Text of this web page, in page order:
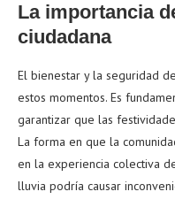
La importancia
ciudadana
El bienestar y la seguridad
estos momentos. Es
garantizar que las
La forma en que la
en la experiencia colectiva
lluvia podría causar